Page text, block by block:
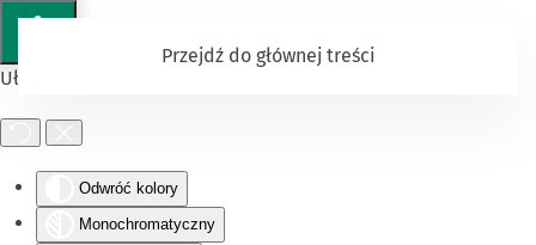
Ułatwienia dostępu
Odwróć kolory
Monochromatyczny
Przejdź do głównej treści